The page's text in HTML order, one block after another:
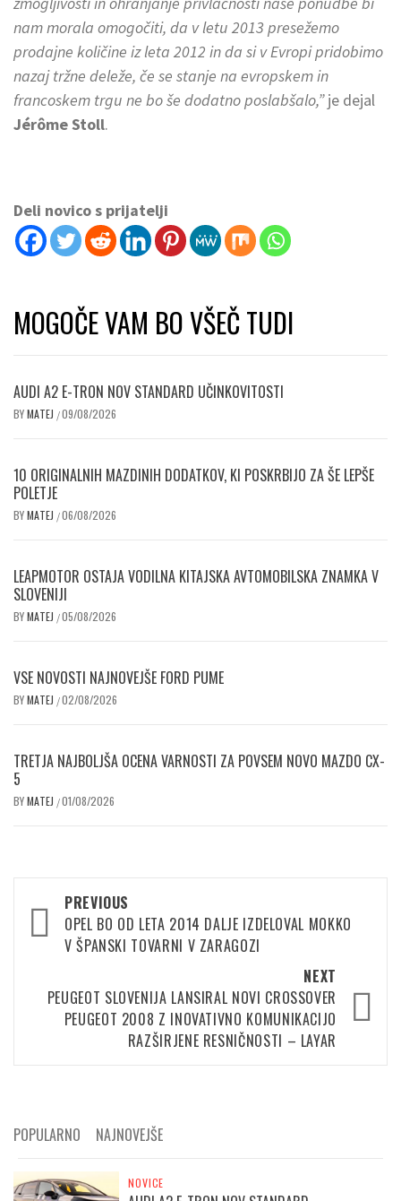
nam morala omogočiti, da v letu 2013 presežemo
prodajne količine iz leta 2012 in da si v Evropi pridobimo
nazaj tržne deleže, če se stanje na evropskem in
francoskem trgu ne bo še dodatno poslabšalo,”je dejal
Jérôme Stoll.
Deli novico s prijatelji
MOGOČE VAM BO VŠEČ TUDI
AUDI A2 E-TRON NOV STANDARD UČINKOVITOSTI
BYMATEJ /09/08/2026
10 ORIGINALNIH MAZDINIH DODATKOV, KI POSKRBIJO ZA ŠE LEPŠE
POLETJE
BYMATEJ /06/08/2026
LEAPMOTOR OSTAJA VODILNA KITAJSKA AVTOMOBILSKA ZNAMKA V
SLOVENIJI
BYMATEJ /05/08/2026
VSE NOVOSTI NAJNOVEJŠE FORD PUME
BYMATEJ /02/08/2026
TRETJA NAJBOLJŠA OCENA VARNOSTI ZA POVSEM NOVO MAZDO CX-
5
BYMATEJ /01/08/2026
Post
navigation
PREVIOUS
OPEL BO OD LETA 2014 DALJE IZDELOVAL MOKKO
V ŠPANSKI TOVARNI V ZARAGOZI
NEXT
PEUGEOT SLOVENIJA LANSIRAL NOVI CROSSOVER
PEUGEOT 2008 Z INOVATIVNO KOMUNIKACIJO
RAZŠIRJENE RESNIČNOSTI – LAYAR
POPULARNO NAJNOVEJŠE
NOVICE